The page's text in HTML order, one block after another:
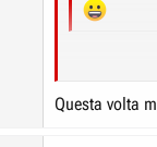
Guarda che i
Questa volta